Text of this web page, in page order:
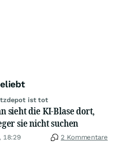
ist tot
sieht die KI-Blase dort,
sie nicht suchen
18:29 2 Kommentare